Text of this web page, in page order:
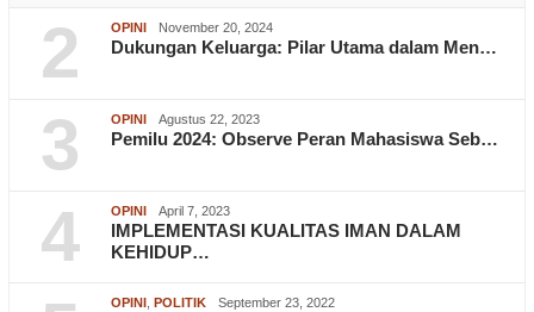
2 OPINI November 20, 2024
Dukungan Keluarga: Pilar Utama dalam Men…
3 OPINI Agustus 22, 2023
Pemilu 2024: Observe Peran Mahasiswa Seb…
4 OPINI April 7, 2023
IMPLEMENTASI KUALITAS IMAN DALAM
KEHIDUP…
OPINI POLITIK September 23, 2022